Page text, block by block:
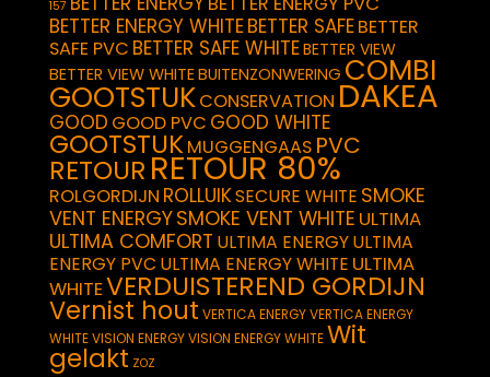
157
BETTER ENERGY WHITEBETTER SAFEBETTER
SAFE PVC BETTER SAFE WHITEBETTER VIEW
BETTER VIEW WHITEBUITENZONWERING COMBI
GOOTSTUKCONSERVATION DAKEA
GOOD GOOD PVC GOOD WHITE
GOOTSTUKMUGGENGAAS PVC
RETOUR RETOUR 80%
ROLGORDIJN ROLLUIKSECURE WHITE SMOKE
VENT ENERGYSMOKE VENT WHITE ULTIMA
ULTIMA COMFORT ULTIMA ENERGYULTIMA
ENERGY PVC ULTIMA ENERGY WHITE ULTIMA
WHITEVERDUISTEREND GORDIJN
Vernist hout VERTICA ENERGYVERTICA ENERGY
WHITEVISION ENERGYVISION ENERGY WHITEWit
gelakt ZOZ